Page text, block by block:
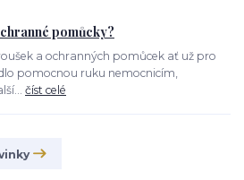
pomůcky?
a ochranných pomůcek ať už pro
pomocnou ruku nemocnicím,
číst celé